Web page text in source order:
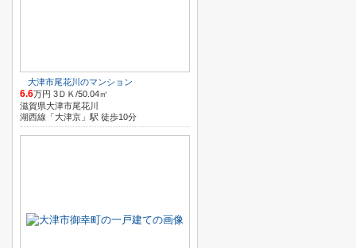
大津市尾花川のマンション
6.6万円 3ＤＫ/50.04㎡
滋賀県大津市尾花川
湖西線「大津京」駅 徒歩10分